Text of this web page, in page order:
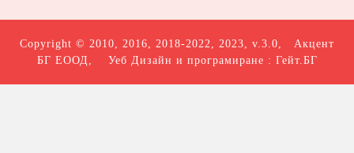
Copyright © 2010, 2016, 2018-2022, 2023, v.3.0, Акцент
БГ ЕООД , Уеб Дизайн и програмиране : Гейт.БГ